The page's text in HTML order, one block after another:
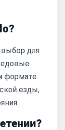
выбор для
формате.
езды,